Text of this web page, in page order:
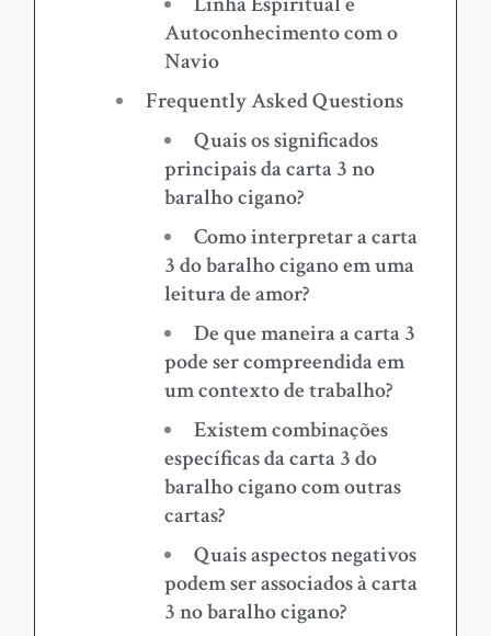
Autoconhecimento com o
Navio
Frequently Asked Questions
Quais os significados
principais da carta 3 no
baralho cigano?
Como interpretar a carta
3 do baralho cigano em uma
leitura de amor?
De que maneira a carta 3
pode ser compreendida em
um contexto de trabalho?
Existem combinações
específicas da carta 3 do
baralho cigano com outras
cartas?
Quais aspectos negativos
podem ser associados à carta
3 no baralho cigano?